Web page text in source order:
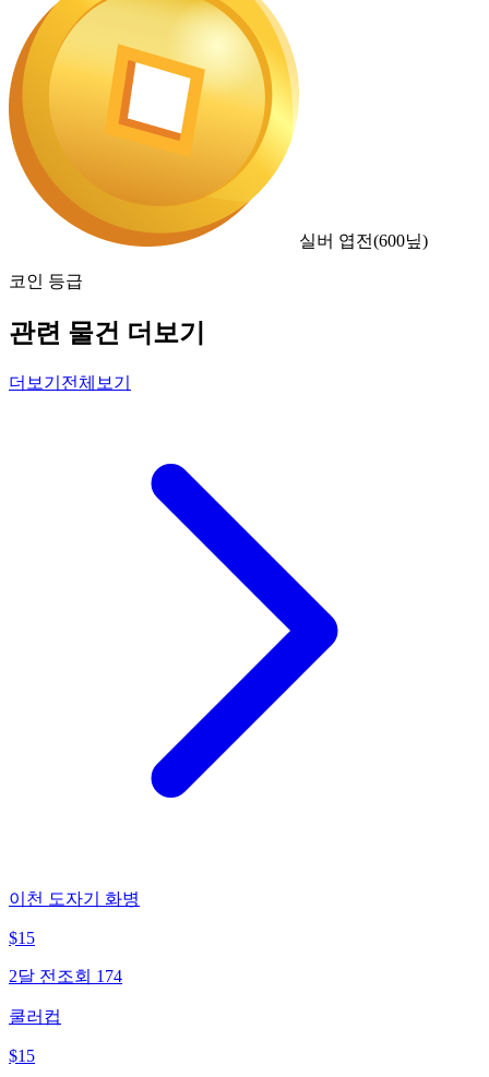
실버 엽전(600닢)
코인 등급
관련 물건 더보기
더보기 전체보기
이천 도자기 화병
$15
2달 전 조회 174
쿨러컵
$15